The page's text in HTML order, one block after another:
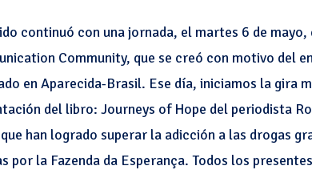
continuó con una jornada, el martes 6 de
Community, que se creó con motivo del
en Aparecida-Brasil. Ese día, iniciamos la gira
del libro: Journeys of Hope del periodista
han logrado superar la adicción a las drogas
por la Fazenda da Esperança. Todos los